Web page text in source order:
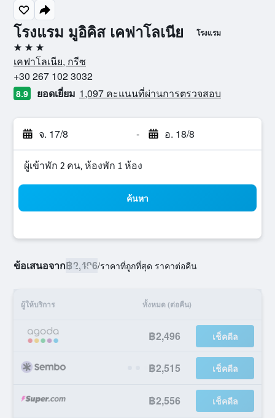
โรงแรม มูอิคิส เคฟาโลเนีย โรงแรม
3 ดาว
เคฟาโลเนีย, กรีซ
+30 267 102 3032
8.9 ยอดเยี่ยม 1,097 คะแนนที่ผ่านการตรวจสอบ
จ. 17/8 - อ. 18/8
ผู้เข้าพัก 2 คน, ห้องพัก 1 ห้อง
ค้นหา
ข้อเสนอจาก฿2,496/ราคาที่ถูกที่สุด ราคาต่อคืน
ผู้ให้บริการ ทั้งหมด (ต่อคืน)
฿2,496 เช็คดีล
฿2,515 เช็คดีล
฿2,556 เช็คดีล